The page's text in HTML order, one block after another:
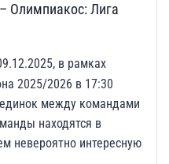
Олимпиакос: Лига
в рамках
2025/2026 в 17:30
между командами
находятся в
невероятно интересную